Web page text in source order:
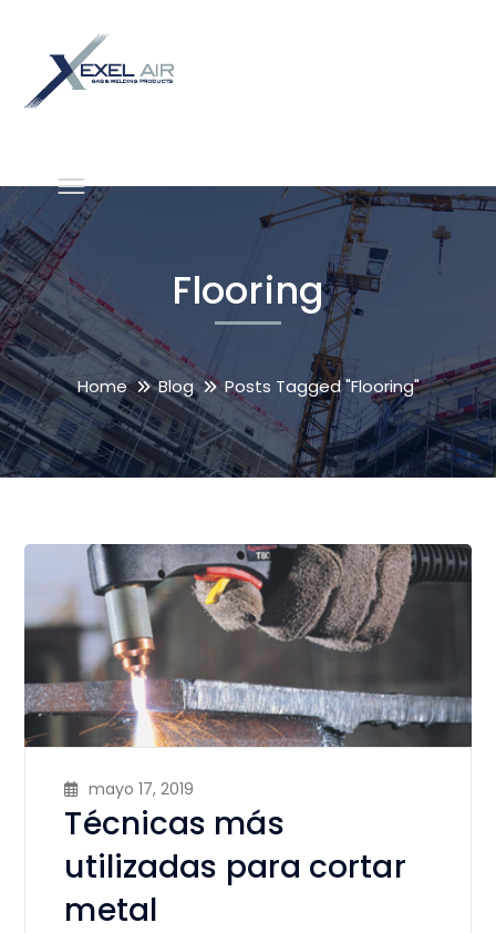
Flooring
Home Blog Posts Tagged "Flooring"
mayo 17, 2019
Técnicas más
utilizadas para cortar
metal